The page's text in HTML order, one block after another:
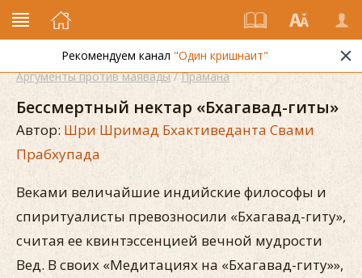
Рекомендуем канал "Один кришнаит"
Аргументы против маявады/Прамана
Бессмертный нектар «Бхагавад-гиты»
Автор: Шри Шримад Бхактиведанта Свами
Прабхупада
Веками величайшие индийские философы и
спиритуалисты превозносили «Бхагавад-гиту»,
считая ее квинтэссенцией вечной мудрости
Вед. В своих «Медитациях на «Бхагавад-гиту»»,